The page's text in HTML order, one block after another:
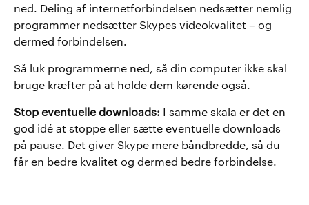
ned. Deling af internetforbindelsen nedsætter nemlig
programmer nedsætter Skypes videokvalitet – og
dermed forbindelsen.
Så luk programmerne ned, så din computer ikke skal
bruge kræfter på at holde dem kørende også.
Stop eventuelle downloads: I samme skala er det en
god idé at stoppe eller sætte eventuelle downloads
på pause. Det giver Skype mere båndbredde, så du
får en bedre kvalitet og dermed bedre forbindelse.